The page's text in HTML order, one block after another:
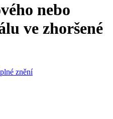
nebo
ve zhoršené
znění